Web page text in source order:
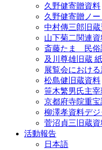
久野健寄贈資料
久野健寄贈ノ
中村傳三郎旧
山下菊二関連資
斎藤たま 民俗
及川尊雄旧蔵
展覧会におけ
松島健旧蔵資料
笹木繁男氏主
京都府寺院重
柳澤孝資料デ
菅沼貞三旧蔵資
活動報告
日本語